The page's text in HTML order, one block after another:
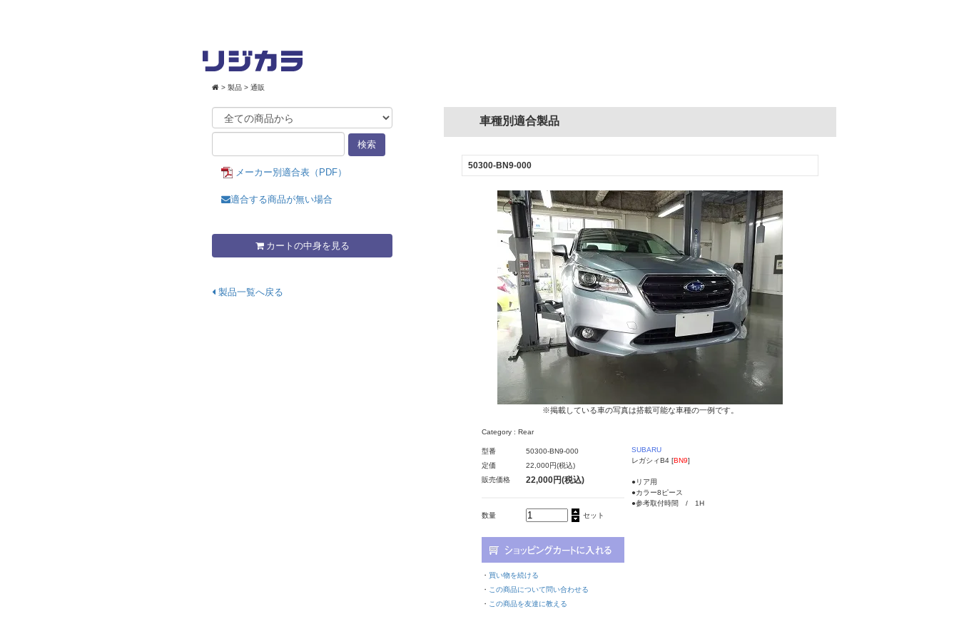
> 製品 > 通販
メーカー別適合表（PDF）
適合する商品が無い場合
カートの中身を見る
製品一覧へ戻る
車種別適合製品
50300-BN9-000
※掲載している車の写真は搭載可能な車種の一例です。
Category : Rear
型番
50300-BN9-000
定価
22,000円(税込)
販売価格
22,000円(税込)
数量 セット
・ 買い物を続ける
・ この商品について問い合わせる
・ この商品を友達に教える
SUBARU
レガシィB4 [BN9]
●リア用
●カラー8ピース
●参考取付時間 / 1H